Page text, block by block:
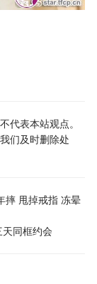
代表本站观点。
们及时删除处
摔 甩掉戒指 冻晕
同框约会